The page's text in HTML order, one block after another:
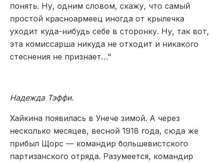
понять. Ну, одним словом, скажу, что самый
простой красноармеец иногда от крылечка
уходит куда-нибудь себе в сторонку. Ну, так вот,
эта комиссарша никуда не отходит и никакого
стеснения не признает…"
Надежда Тэффи.
Хайкина появилась в Унече зимой. А через
несколько месяцев, весной 1918 года, сюда же
прибыл Щорс — командир большевистского
партизанского отряда. Разумеется, командир